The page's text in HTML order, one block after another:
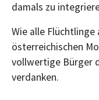
damals zu
Wie alle
österreichischen
vollwertige Bürger
verdanken.